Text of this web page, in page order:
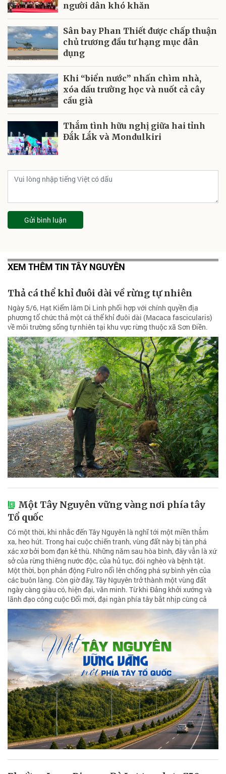
người dân khó khăn
Sân bay Phan Thiết được chấp thuận
chủ trương đầu tư hạng mục dân
dụng
Khi “biển nước” nhấn chìm nhà,
xóa dấu trường học và nuốt cả cây
cầu già
Thắm tình hữu nghị giữa hai tỉnh
Đắk Lắk và Mondulkiri
Gửi bình luận
XEM THÊM TIN TÂY NGUYÊN
Thả cá thể khỉ đuôi dài về rừng tự nhiên
Ngày 5/6, Hạt Kiểm lâm Di Linh phối hợp với chính quyền địa
phương tổ chức thả một cá thể khỉ đuôi dài (Macaca fascicularis)
về môi trường sống tự nhiên tại khu vực rừng thuộc xã Sơn Điền.
Một Tây Nguyên vững vàng nơi phía tây
Tổ quốc
Có một thời, khi nhắc đến Tây Nguyên là nghĩ tới một miền thẳm
xa, heo hút. Trong hai cuộc chiến tranh, vùng đất này bị tàn phá
xác xơ bởi bom đạn kẻ thù. Những năm sau hòa bình, đây vẫn là xứ
sở của rừng thiêng nước độc, của hủ tục, đói nghèo và bệnh tật.
Một thời, bọn phản động Fulro nổi lên chống phá sự bình yên của
các buôn làng. Còn giờ đây, Tây Nguyên trở thành một vùng đất
ngày càng giàu có, hiện đại, văn minh. Từ khi Đảng khởi xướng và
lãnh đạo công cuộc Đổi mới, đại ngàn phía tây bắt nhịp cùng cả